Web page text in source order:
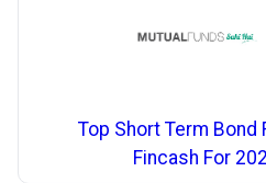
Top Short Term Bond
Fincash For